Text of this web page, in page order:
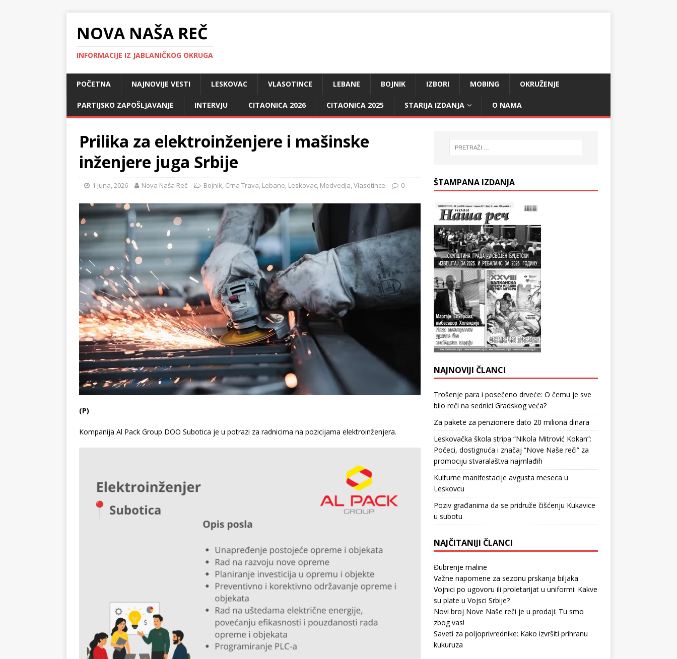
NOVA NAŠA REČ
INFORMACIJE IZ JABLANIČKOG OKRUGA
POČETNA NAJNOVIJE VESTI LESKOVAC VLASOTINCE LEBANE BOJNIK IZBORI MOBING OKRUŽENJE
PARTIJSKO ZAPOŠLJAVANJE INTERVJU CITAONICA 2026 CITAONICA 2025 STARIJA IZDANJA O NAMA
Prilika za elektroinženjere i mašinske
inženjere juga Srbije
1 Juna, 2026 Nova Naša Reč Bojnik, Crna Trava, Lebane, Leskovac, Medvedja,Vlasotince 0
(P)
Kompanija Al Pack Group DOO Subotica je u potrazi za radnicima na pozicijama elektroinženjera.
ŠTAMPANA IZDANJA
NAJNOVIJI ČLANCI
Trošenje para i posečeno drveće: O čemu je sve
bilo reči na sednici Gradskog veća?
Za pakete za penzionere dato 20 miliona dinara
Leskovačka škola stripa “Nikola Mitrović Kokan”:
Počeci, dostignuća i značaj “Nove Naše reči” za
promociju stvaralaštva najmlađih
Kulturne manifestacije avgusta meseca u
Leskovcu
Poziv građanima da se pridruže čišćenju Kukavice
u subotu
NAJČITANIJI ČLANCI
Đubrenje maline
Važne napomene za sezonu prskanja biljaka
Vojnici po ugovoru ili proletarijat u uniformi: Kakve
su plate u Vojsci Srbije?
Novi broj Nove Naše reči je u prodaji: Tu smo
zbog vas!
Saveti za poljoprivrednike: Kako izvršiti prihranu
kukuruza